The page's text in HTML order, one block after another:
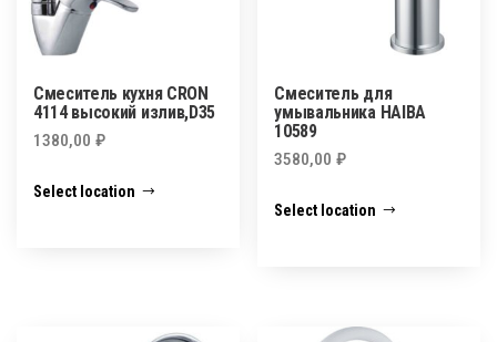
Смеситель кухня CRON
4114 высокий излив,D35
1380,00 ₽
Select location
Смеситель для
умывальника HAIBA
10589
3580,00₽
Select location